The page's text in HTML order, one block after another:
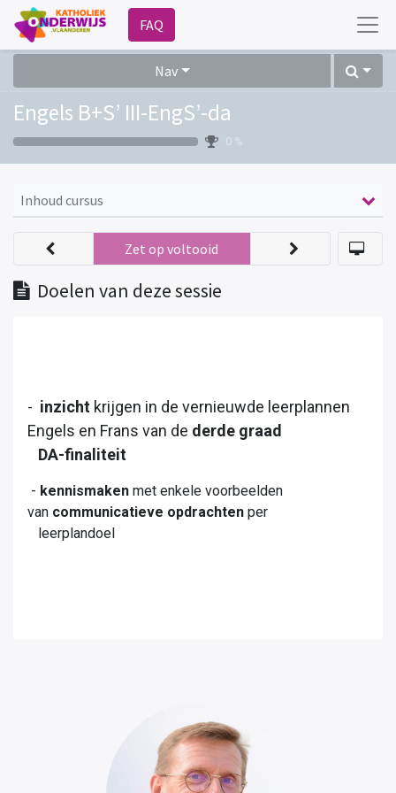
FAQ
Nav
Engels B+S’ III-EngS’-da
0 %
Inhoud cursus
Doelen van deze sessie
Zet op voltooid
- inzicht krijgen in de vernieuwde leerplannen
Engels en Frans van de derde graad
DA-finaliteit
- kennismaken met enkele voorbeelden
van communicatieve opdrachten per
leerplandoel